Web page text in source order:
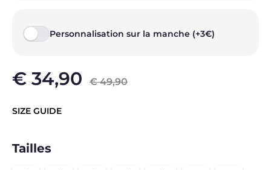
Personnalisation sur la manche (+3€)
€ 34,90 €49,90
SIZE GUIDE
Tailles